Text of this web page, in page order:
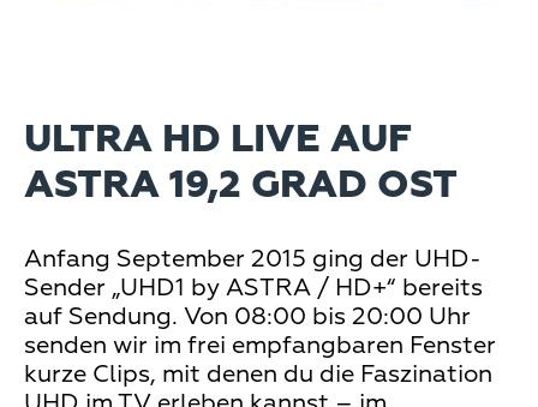
ULTRA HD LIVE AUF
ASTRA 19,2 GRAD OST
Anfang September 2015 ging der UHD-
Sender „UHD1 by ASTRA / HD+“ bereits
auf Sendung. Von 08:00 bis 20:00 Uhr
senden wir im frei empfangbaren Fenster
kurze Clips, mit denen du die Faszination